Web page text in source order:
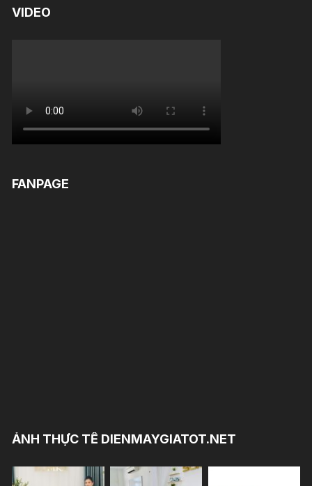
VIDEO
FANPAGE
ẢNH THỰC TẾ DIENMAYGIATOT.NET